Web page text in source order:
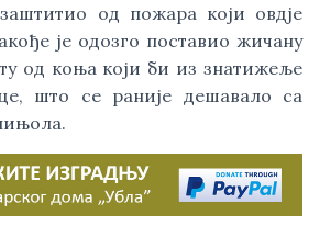
од пожара који овдје
је одозго поставио жичану
од коња који би из знатижеље
што се раније дешавало са